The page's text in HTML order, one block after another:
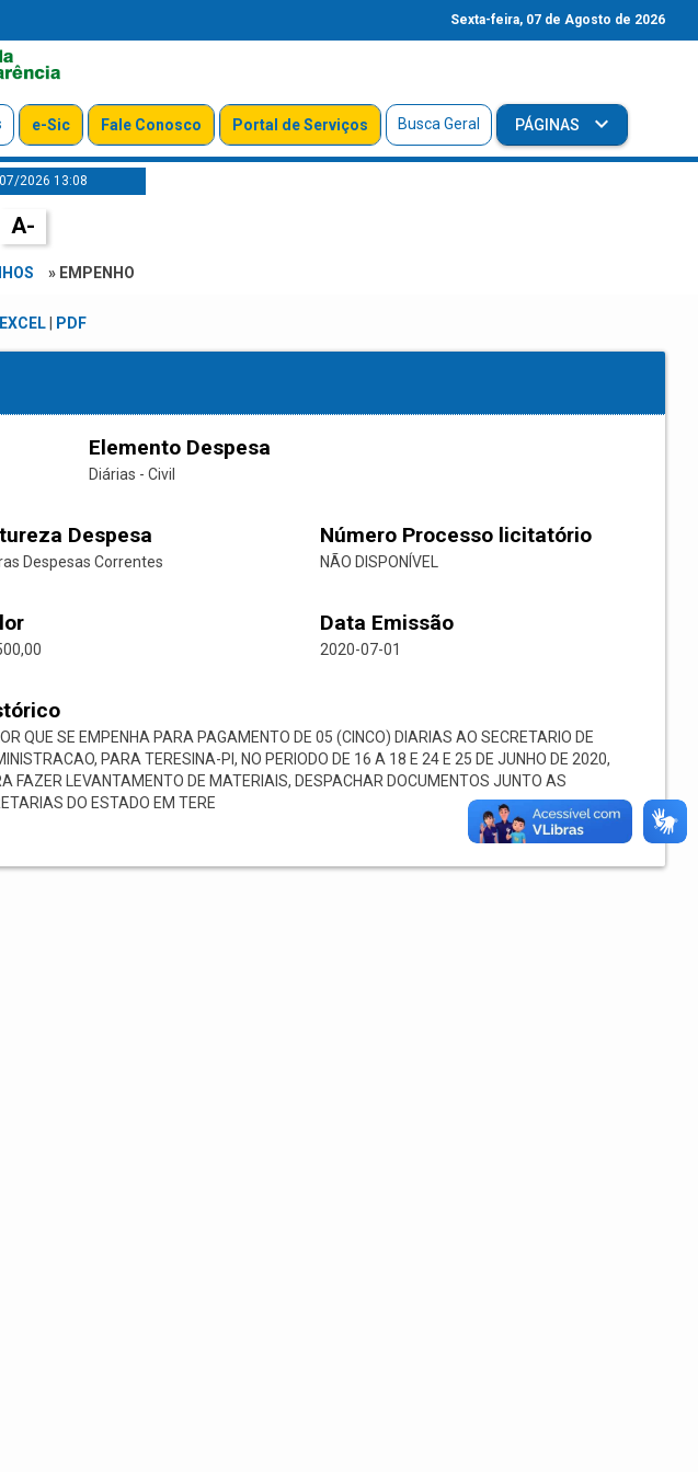
Sexta-feira, 07 de Agosto de 2026
e-Sic Fale Conosco Portal de Serviços Busca Geral PÁGINAS
2026 13:08
A-
» EMPENHO
EXCEL| PDF
Elemento Despesa
Diárias - Civil
Despesa
Despesas Correntes
Número Processo licitatório
NÃO DISPONÍVEL
Data Emissão
2020-07-01
QUE SE EMPENHA PARA PAGAMENTO DE 05 (CINCO) DIARIAS AO SECRETARIO DE
PARA TERESINA-PI, NO PERIODO DE 16 A 18 E 24 E 25 DE JUNHO DE 2020,
FAZER LEVANTAMENTO DE MATERIAIS, DESPACHAR DOCUMENTOS JUNTO AS
DO ESTADO EM TERE